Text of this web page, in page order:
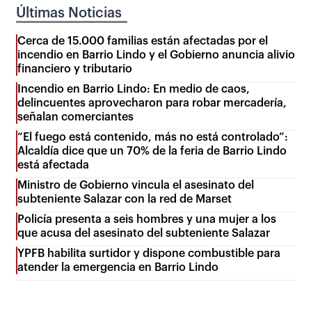
Últimas Noticias
Cerca de 15.000 familias están afectadas por el
incendio en Barrio Lindo y el Gobierno anuncia alivio
financiero y tributario
Incendio en Barrio Lindo: En medio de caos,
delincuentes aprovecharon para robar mercadería,
señalan comerciantes
“El fuego está contenido, más no está controlado”:
Alcaldía dice que un 70% de la feria de Barrio Lindo
está afectada
Ministro de Gobierno vincula el asesinato del
subteniente Salazar con la red de Marset
Policía presenta a seis hombres y una mujer a los
que acusa del asesinato del subteniente Salazar
YPFB habilita surtidor y dispone combustible para
atender la emergencia en Barrio Lindo